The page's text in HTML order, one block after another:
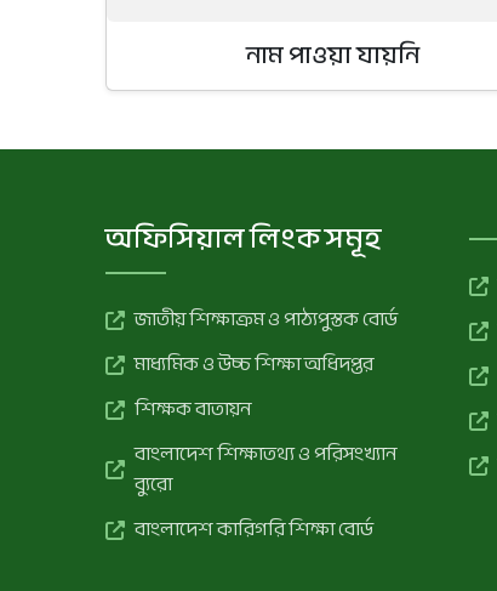
নাম পাওয়া যায়নি
অফিসিয়াল লিংক সমূহ
জাতীয় শিক্ষাক্রম ও পাঠ্যপুস্তক বোর্ড
মাধ্যমিক ও উচ্চ শিক্ষা অধিদপ্তর
শিক্ষক বাতায়ন
বাংলাদেশ শিক্ষাতথ্য ও পরিসংখ্যান
ব্যুরো
বাংলাদেশ কারিগরি শিক্ষা বোর্ড